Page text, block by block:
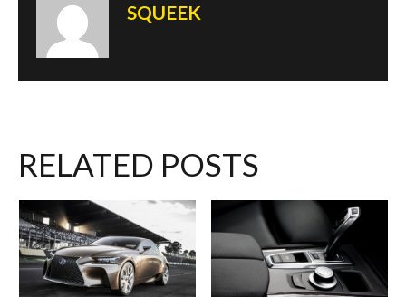
SQUEEK
RELATED POSTS